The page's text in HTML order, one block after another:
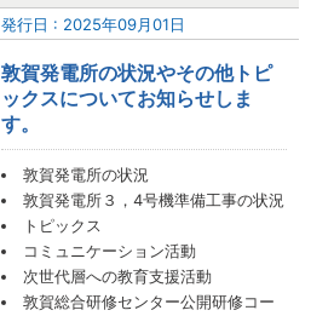
発行日 : 2025年09月01日
敦賀発電所の状況やその他トピ
ックスについてお知らせしま
す。
敦賀発電所の状況
敦賀発電所３，4号機準備工事の状況
トピックス
コミュニケーション活動
次世代層への教育支援活動
敦賀総合研修センター公開研修コー